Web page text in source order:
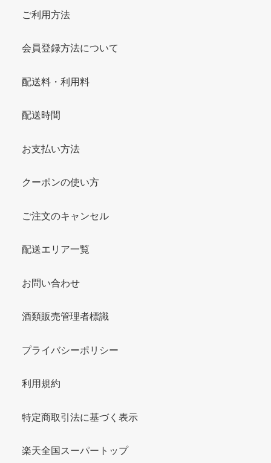
ご利用方法
会員登録方法について
配送料・利用料
配送時間
お支払い方法
クーポンの使い方
ご注文のキャンセル
配送エリア一覧
お問い合わせ
酒類販売管理者標識
プライバシーポリシー
利用規約
特定商取引法に基づく表示
楽天全国スーパートップ